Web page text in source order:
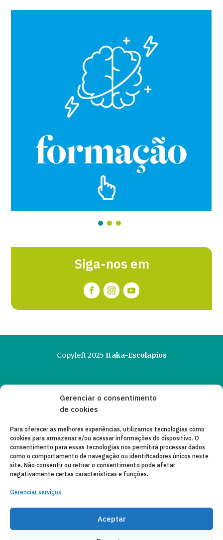
Gerenciar o consentimento
de cookies
Para oferecer as melhores experiências, utilizamos tecnologias como
cookies para armazenar e/ou acessar informações do dispositivo. O
consentimento para essas tecnologias nos permitirá processar dados
como o comportamento de navegação ou identificadores únicos neste
site. Não consentir ou retirar o consentimento pode afetar
negativamente certas características e funções.
Gerenciar serviços
Aceptar
Siga-nos em
Copyleft 2025 Itaka-Escolapios
POLÍTICA DE PRIVACIDADE
CONTATO
CANAL DE DENUNCIAS
ENTIDADES COLABORADORAS